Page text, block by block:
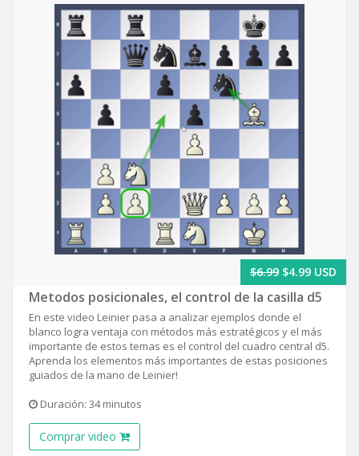
$6.99 $4.99 USD
Metodos posicionales, el control de la casilla d5
En este video Leinier pasa a analizar ejemplos donde el
blanco logra ventaja con métodos más estratégicos y el más
importante de estos temas es el control del cuadro central d5.
Aprenda los elementos más importantes de estas posiciones
guiados de la mano de Leinier!
Duración: 34 minutos
Comprar video